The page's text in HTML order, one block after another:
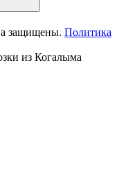
защищены. Политика
из Когалыма